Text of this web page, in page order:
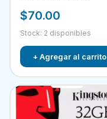
$70.00
Stock: 2 disponibles
+ Agregar al carrito